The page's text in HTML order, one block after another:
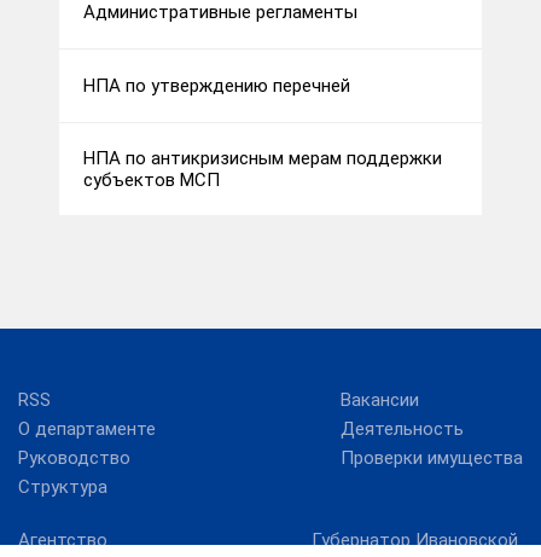
Административные регламенты
НПА по утверждению перечней
НПА по антикризисным мерам поддержки
субъектов МСП
RSS
О департаменте
Руководство
Структура
Вакансии
Деятельность
Проверки имущества
Агентство
Губернатор Ивановской